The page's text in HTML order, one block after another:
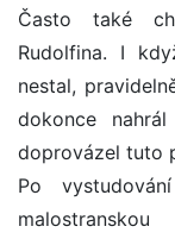
Často také
Rudolfina. I
nestal,
dokonce
doprovázel tuto
Po